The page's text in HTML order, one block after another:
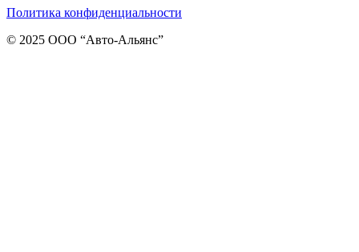
Политика конфиденциальности
© 2025 ООО “Авто-Альянс”